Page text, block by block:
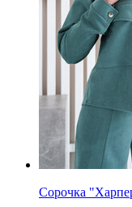
Сорочка